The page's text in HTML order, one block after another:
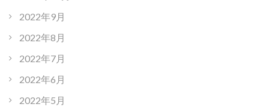
2022年9月
2022年8月
2022年7月
2022年6月
2022年5月